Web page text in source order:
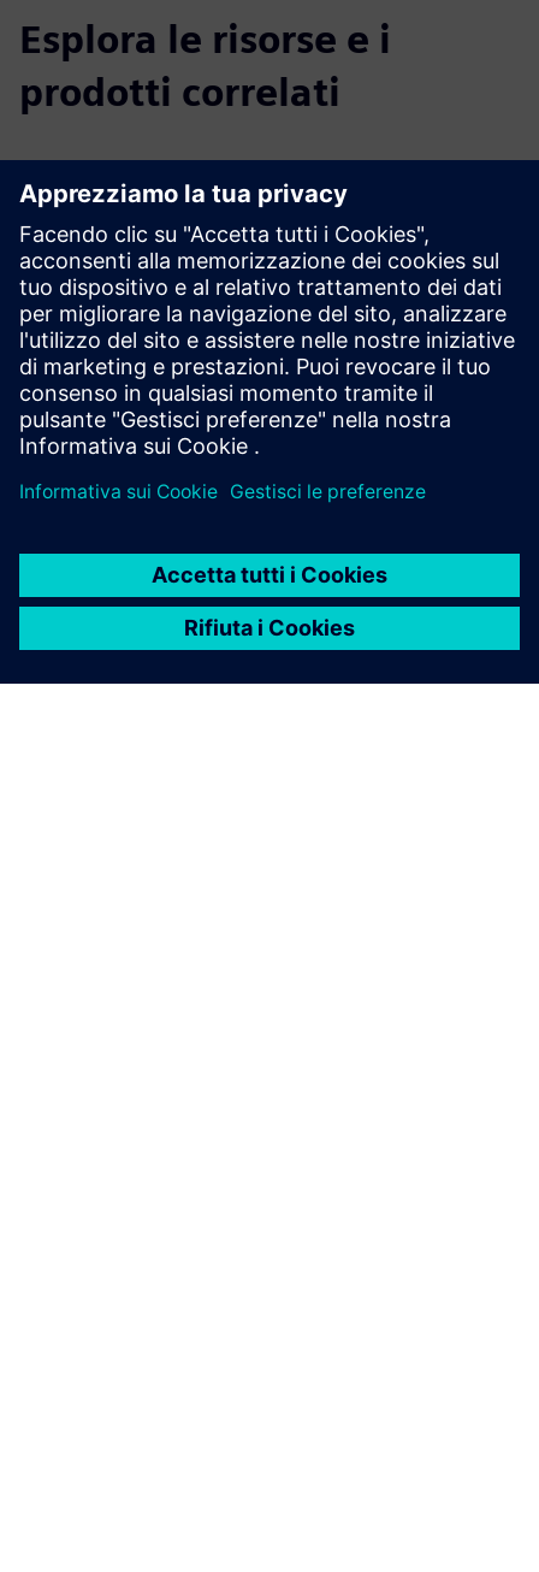
Esplora le risorse e i
prodotti correlati
Informazioni e risorse aggiuntive
Ulteriori informazioni
Prerequisiti
Disponibilità a collaborare con GBS come partner
Documentazione tecnica valida a seconda del servizio
selezionato nell'ambito